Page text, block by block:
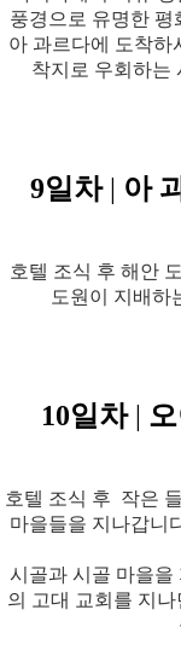
풍경으로 유명한 평
아 과르다에 도착하
착지로 우회하는
9일차 | 아
호텔 조식 후 해안
도원이 지배하
10일차 |
호텔 조식 후 작은
마을들을 지나갑니
시골과 시골 마을을
의 고대 교회를 지